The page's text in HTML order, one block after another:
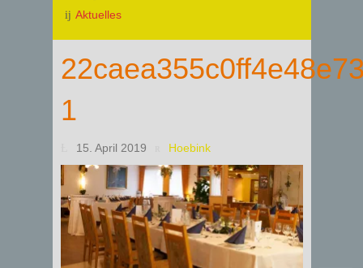
Aktuelles
1
15. April 2019 Hoebink